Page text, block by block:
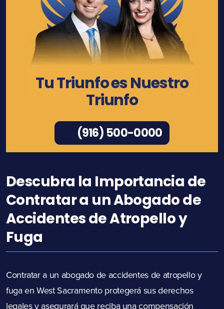
Tu Triunfo es Nuestro
Triunfo
(916) 500-0000
Descubra la Importancia de
Contratar a un Abogado de
Accidentes de Atropello y
Fuga
Contratar a un abogado de accidentes de atropello y
fuga en West Sacramento protegerá sus derechos
legales y asegurará que reciba una compensación